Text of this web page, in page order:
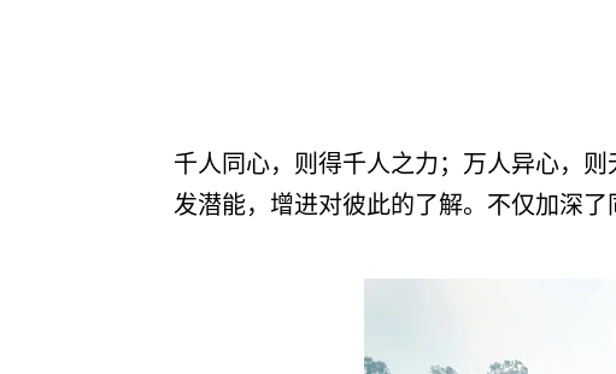
千人同心，则得千人之力；万人异心，
发潜能，增进对彼此的了解。不仅加深